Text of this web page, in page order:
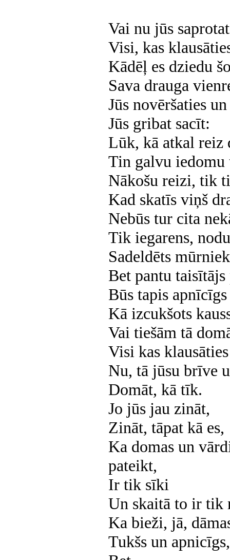
Vai nu jūs
Visi, kas
Kādēļ es dziedu
Sava drauga
Jūs novēršaties
Jūs gribat sacīt:
Lūk, kā atkal reiz
Tin galvu iedomu
Nākošu reizi, tik
Kad skatīs viņš
Nebūs tur cita
Tik iegarens,
Sadeldēts
Bet pantu taisītājs
Būs tapis apnīcīgs
Kā izcukšots
Vai tiešām tā
Visi kas klausāties
Nu, tā jūsu brīve
Domāt, kā tīk.
Jo jūs jau zināt,
Zināt, tāpat kā es,
Ka domas un
pateikt,
Ir tik sīki
Un skaitā to ir tik
Ka bieži, jā,
Tukšs un